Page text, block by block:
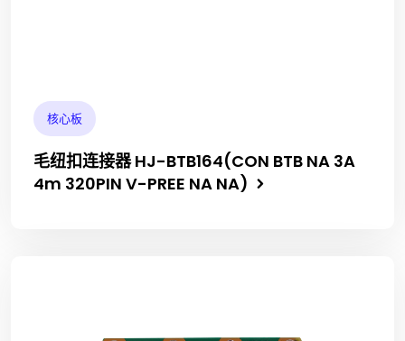
核心板
毛纽扣连接器 HJ-BTB164(CON BTB NA 3A
4m 320PIN V-PREE NA NA)